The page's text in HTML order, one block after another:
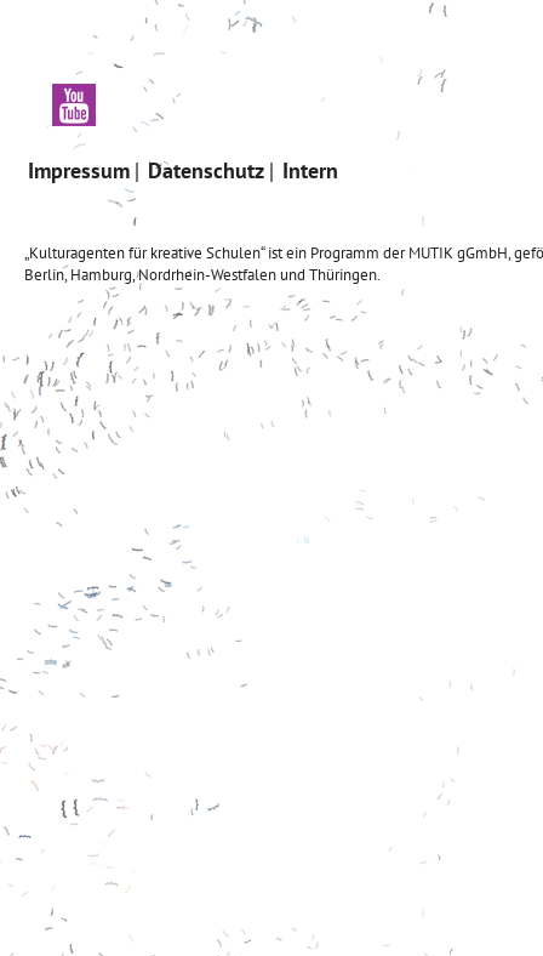
Impressum Datenschutz Intern
„Kulturagenten für kreative Schulen“ ist ein Programm der MUTIK gGmbH,
Berlin, Hamburg, Nordrhein-Westfalen und Thüringen.